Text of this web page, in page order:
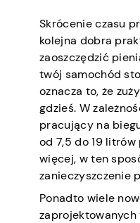
Skrócenie czasu
kolejna dobra
zaoszczędzić
twój samochód
oznacza to, że
gdzieś. W
pracujący na
od 7,5 do 19
więcej, w ten
zanieczyszczenie
Ponadto wiele